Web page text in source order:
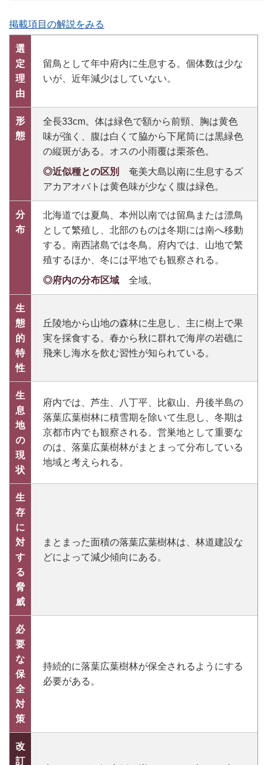
掲載項目の解説をみる
選
定
理
由
留鳥として年中府内に生息する。個体数は少な
いが、近年減少はしていない。
形
態
全長33cm。体は緑色で額から前頸、胸は黄色
味が強く、腹は白くて脇から下尾筒には黒緑色
の縦斑がある。オスの小雨覆は栗茶色。
◎近似種との区別
奄美大島以南に生息するズ
アカアオバトは黄色味が少なく腹は緑色。
分
布
北海道では夏鳥、本州以南では留鳥または漂鳥
として繁殖し、北部のものは冬期には南へ移動
する。南西諸島では冬鳥。府内では、山地で繁
殖するほか、冬には平地でも観察される。
◎府内の分布区域 全域。
生
態
的
特
性
丘陵地から山地の森林に生息し、主に樹上で果
実を採食する。春から秋に群れで海岸の岩礁に
飛来し海水を飲む習性が知られている。
生
息
地
の
現
状
府内では、芦生、八丁平、比叡山、丹後半島の
落葉広葉樹林に積雪期を除いて生息し、冬期は
京都市内でも観察される。営巣地として重要な
のは、落葉広葉樹林がまとまって分布している
地域と考えられる。
生
存
に
対
す
る
脅
威
まとまった面積の落葉広葉樹林は、林道建設な
どによって減少傾向にある。
必
要
な
保
全
対
策
持続的に落葉広葉樹林が保全されるようにする
必要がある。
改
訂